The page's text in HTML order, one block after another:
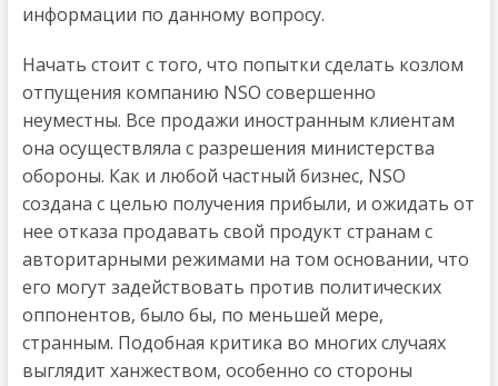
информации по данному вопросу.
Начать стоит с того, что попытки сделать козлом
отпущения компанию NSO совершенно
неуместны. Все продажи иностранным клиентам
она осуществляла с разрешения министерства
обороны. Как и любой частный бизнес, NSO
создана с целью получения прибыли, и ожидать от
нее отказа продавать свой продукт странам с
авторитарными режимами на том основании, что
его могут задействовать против политических
оппонентов, было бы, по меньшей мере,
странным. Подобная критика во многих случаях
выглядит ханжеством, особенно со стороны